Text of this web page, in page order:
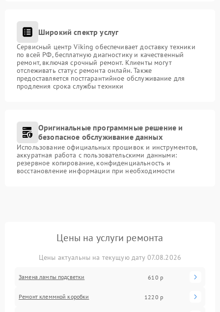
Широкий спектр услуг
Сервисный центр Viking обеспечивает доставку техники
по всей РФ, бесплатную диагностику и качественный
ремонт, включая срочный ремонт. Клиенты могут
отслеживать статус ремонта онлайн. Также
предоставляется постгарантийное обслуживание для
продления срока службы техники
Оригинальные программные решение и
безопасное обслуживание данных
Использование официальных прошивок и инструментов,
аккуратная работа с пользовательскими данными:
резервное копирование, конфиденциальность и
восстановление информации при необходимости
Цены на услуги ремонта
Цены актуальны на текущую дату 07.08.2026
Замена лампы подсветки 610 р
Ремонт клеммной коробки 1220 р